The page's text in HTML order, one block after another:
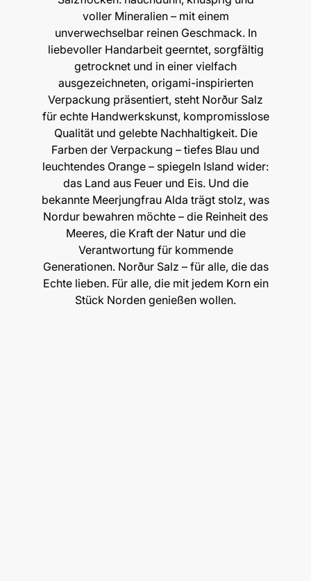
voller Mineralien – mit einem
unverwechselbar reinen Geschmack. In
liebevoller Handarbeit geerntet, sorgfältig
getrocknet und in einer vielfach
ausgezeichneten, origami-inspirierten
Verpackung präsentiert, steht Norður Salz
für echte Handwerkskunst, kompromisslose
Qualität und gelebte Nachhaltigkeit. Die
Farben der Verpackung – tiefes Blau und
leuchtendes Orange – spiegeln Island wider:
das Land aus Feuer und Eis. Und die
bekannte Meerjungfrau Alda trägt stolz, was
Nordur bewahren möchte – die Reinheit des
Meeres, die Kraft der Natur und die
Verantwortung für kommende
Generationen. Norður Salz – für alle, die das
Echte lieben. Für alle, die mit jedem Korn ein
Stück Norden genießen wollen.